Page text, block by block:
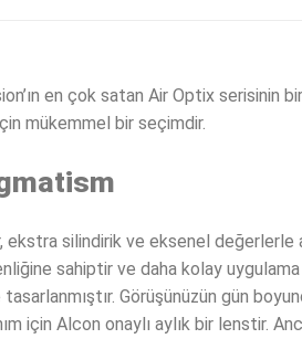
en çok satan Air Optix serisinin
mükemmel bir seçimdir.
silindirik ve eksenel
sahiptir ve daha kolay uygulama
Görüşünüzün gün
için Alcon onaylı aylık bir lenstir.